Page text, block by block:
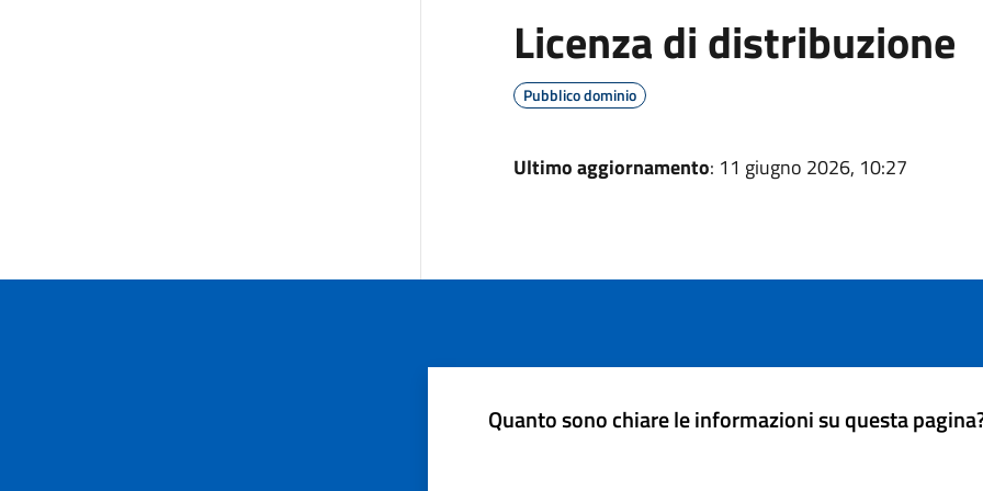
Licenza di distribuzione
Pubblico dominio
Ultimo aggiornamento: 11 giugno 2026, 10:27
Quanto sono chiare le informazioni su questa